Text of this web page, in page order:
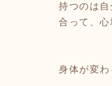
持つのは
合って、心
身体が変わ